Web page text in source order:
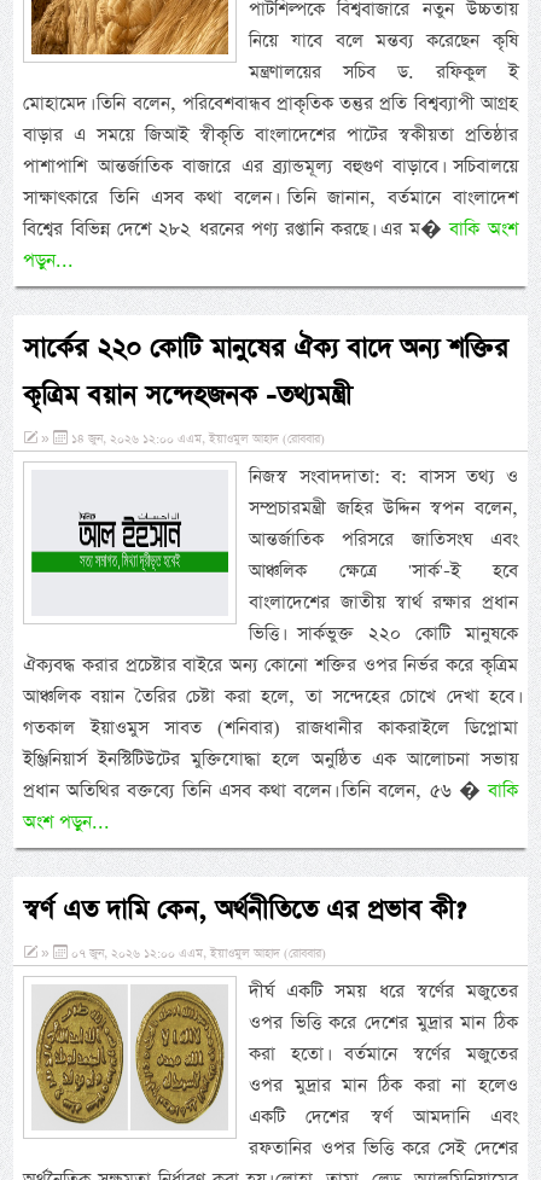
পাটশিল্পকে বিশ্ববাজারে নতুন উচ্চতায়
নিয়ে যাবে বলে মন্তব্য করেছেন কৃষি
মন্ত্রণালয়ের সচিব ড. রফিকুল ই
মোহামেদ। তিনি বলেন, পরিবেশবান্ধব প্রাকৃতিক তন্তুর প্রতি বিশ্বব্যাপী আগ্রহ
বাড়ার এ সময়ে জিআই স্বীকৃতি বাংলাদেশের পাটের স্বকীয়তা প্রতিষ্ঠার
পাশাপাশি আন্তর্জাতিক বাজারে এর ব্র্যান্ডমূল্য বহুগুণ বাড়াবে। সচিবালয়ে
সাক্ষাৎকারে তিনি এসব কথা বলেন। তিনি জানান, বর্তমানে বাংলাদেশ
বিশ্বের বিভিন্ন দেশে ২৮২ ধরনের পণ্য রপ্তানি করছে। এর ম�বাকি অংশ
পড়ুন...
সার্কের ২২০ কোটি মানুষের ঐক্য বাদে অন্য শক্তির
কৃত্রিম বয়ান সন্দেহজনক -তথ্যমন্ত্রী
» ১৪ জুন, ২০২৬ ১২:০০ এএম, ইয়াওমুল আহাদ (রোববার)
নিজস্ব সংবাদদাতা: ব: বাসস তথ্য ও
সম্প্রচারমন্ত্রী জহির উদ্দিন স্বপন বলেন,
আন্তর্জাতিক পরিসরে জাতিসংঘ এবং
আঞ্চলিক ক্ষেত্রে 'সার্ক'-ই হবে
বাংলাদেশের জাতীয় স্বার্থ রক্ষার প্রধান
ভিত্তি। সার্কভুক্ত ২২০ কোটি মানুষকে
ঐক্যবদ্ধ করার প্রচেষ্টার বাইরে অন্য কোনো শক্তির ওপর নির্ভর করে কৃত্রিম
আঞ্চলিক বয়ান তৈরির চেষ্টা করা হলে, তা সন্দেহের চোখে দেখা হবে।
গতকাল ইয়াওমুস সাবত (শনিবার) রাজধানীর কাকরাইলে ডিপ্লোমা
ইঞ্জিনিয়ার্স ইনস্টিটিউটের মুক্তিযোদ্ধা হলে অনুষ্ঠিত এক আলোচনা সভায়
প্রধান অতিথির বক্তব্যে তিনি এসব কথা বলেন। তিনি বলেন, ৫৬ �বাকি
অংশ পড়ুন...
স্বর্ণ এত দামি কেন, অর্থনীতিতে এর প্রভাব কী?
» ০৭ জুন, ২০২৬ ১২:০০ এএম, ইয়াওমুল আহাদ (রোববার)
দীর্ঘ একটি সময় ধরে স্বর্ণের মজুতের
ওপর ভিত্তি করে দেশের মুদ্রার মান ঠিক
করা হতো। বর্তমানে স্বর্ণের মজুতের
ওপর মুদ্রার মান ঠিক করা না হলেও
একটি দেশের স্বর্ণ আমদানি এবং
রফতানির ওপর ভিত্তি করে সেই দেশের